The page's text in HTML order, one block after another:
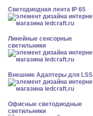
Светодиодная лента IP 65
Линейные сенсорные
светильники
Внешние Адаптеры для LSS
Офисные светодиодные
светильники